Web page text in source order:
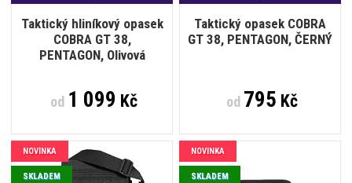
Taktický hliníkový opasek
COBRA GT 38,
PENTAGON, Olivová
od1 099 Kč
Taktický opasek COBRA
GT 38, PENTAGON, ČERNÝ
od795 Kč
NOVINKA
SKLADEM
NOVINKA
SKLADEM